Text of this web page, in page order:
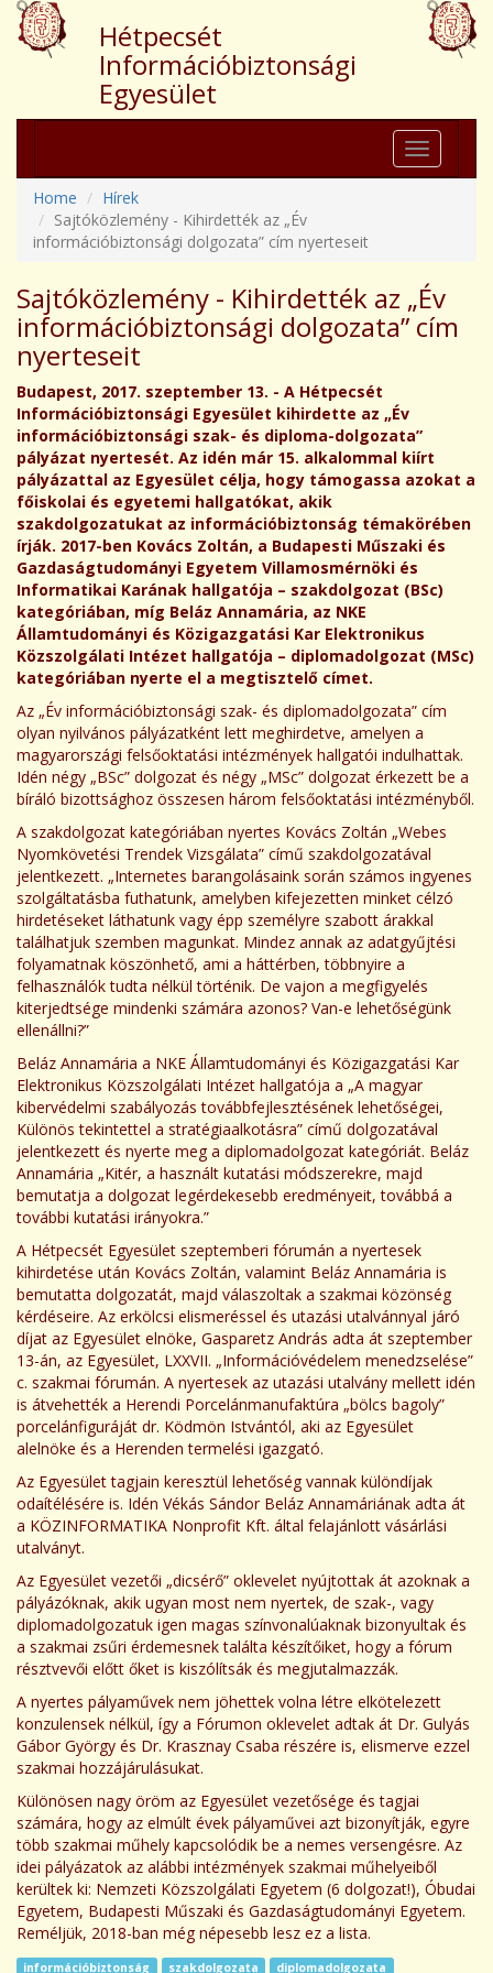
Hétpecsét
Információbiztonsági
Egyesület
Toggle
navigation
Home
Hírek
Sajtóközlemény - Kihirdették az „Év
információbiztonsági dolgozata” cím nyerteseit
Sajtóközlemény - Kihirdették az „Év
információbiztonsági dolgozata” cím
nyerteseit
Budapest, 2017. szeptember 13. - A Hétpecsét
Információbiztonsági Egyesület kihirdette az „Év
információbiztonsági szak- és diploma-dolgozata”
pályázat nyertesét. Az idén már 15. alkalommal kiírt
pályázattal az Egyesület célja, hogy támogassa azokat a
főiskolai és egyetemi hallgatókat, akik
szakdolgozatukat az információbiztonság témakörében
írják. 2017-ben Kovács Zoltán, a Budapesti Műszaki és
Gazdaságtudományi Egyetem Villamosmérnöki és
Informatikai Karának hallgatója – szakdolgozat (BSc)
kategóriában, míg Beláz Annamária, az NKE
Államtudományi és Közigazgatási Kar Elektronikus
Közszolgálati Intézet hallgatója – diplomadolgozat (MSc)
kategóriában nyerte el a megtisztelő címet.
Az „Év információbiztonsági szak- és diplomadolgozata” cím
olyan nyilvános pályázatként lett meghirdetve, amelyen a
magyarországi felsőoktatási intézmények hallgatói indulhattak.
Idén négy „BSc” dolgozat és négy „MSc” dolgozat érkezett be a
bíráló bizottsághoz összesen három felsőoktatási intézményből.
A szakdolgozat kategóriában nyertes Kovács Zoltán „Webes
Nyomkövetési Trendek Vizsgálata” című szakdolgozatával
jelentkezett. „Internetes barangolásaink során számos ingyenes
szolgáltatásba futhatunk, amelyben kifejezetten minket célzó
hirdetéseket láthatunk vagy épp személyre szabott árakkal
találhatjuk szemben magunkat. Mindez annak az adatgyűjtési
folyamatnak köszönhető, ami a háttérben, többnyire a
felhasználók tudta nélkül történik. De vajon a megfigyelés
kiterjedtsége mindenki számára azonos? Van-e lehetőségünk
ellenállni?”
Beláz Annamária a NKE Államtudományi és Közigazgatási Kar
Elektronikus Közszolgálati Intézet hallgatója a „A magyar
kibervédelmi szabályozás továbbfejlesztésének lehetőségei,
Különös tekintettel a stratégiaalkotásra” című dolgozatával
jelentkezett és nyerte meg a diplomadolgozat kategóriát. Beláz
Annamária „Kitér, a használt kutatási módszerekre, majd
bemutatja a dolgozat legérdekesebb eredményeit, továbbá a
további kutatási irányokra.”
A Hétpecsét Egyesület szeptemberi fórumán a nyertesek
kihirdetése után Kovács Zoltán, valamint Beláz Annamária is
bemutatta dolgozatát, majd válaszoltak a szakmai közönség
kérdéseire. Az erkölcsi elismeréssel és utazási utalvánnyal járó
díjat az Egyesület elnöke, Gasparetz András adta át szeptember
13-án, az Egyesület, LXXVII. „Információvédelem menedzselése”
c. szakmai fórumán. A nyertesek az utazási utalvány mellett idén
is átvehették a Herendi Porcelánmanufaktúra „bölcs bagoly”
porcelánfiguráját dr. Ködmön Istvántól, aki az Egyesület
alelnöke és a Herenden termelési igazgató.
Az Egyesület tagjain keresztül lehetőség vannak különdíjak
odaítélésére is. Idén Vékás Sándor Beláz Annamáriának adta át
a KÖZINFORMATIKA Nonprofit Kft. által felajánlott vásárlási
utalványt.
Az Egyesület vezetői „dicsérő” oklevelet nyújtottak át azoknak a
pályázóknak, akik ugyan most nem nyertek, de szak-, vagy
diplomadolgozatuk igen magas színvonalúaknak bizonyultak és
a szakmai zsűri érdemesnek találta készítőiket, hogy a fórum
résztvevői előtt őket is kiszólítsák és megjutalmazzák.
A nyertes pályaművek nem jöhettek volna létre elkötelezett
konzulensek nélkül, így a Fórumon oklevelet adtak át Dr. Gulyás
Gábor György és Dr. Krasznay Csaba részére is, elismerve ezzel
szakmai hozzájárulásukat.
Különösen nagy öröm az Egyesület vezetősége és tagjai
számára, hogy az elmúlt évek pályaművei azt bizonyítják, egyre
több szakmai műhely kapcsolódik be a nemes versengésre. Az
idei pályázatok az alábbi intézmények szakmai műhelyeiből
kerültek ki: Nemzeti Közszolgálati Egyetem (6 dolgozat!), Óbudai
Egyetem, Budapesti Műszaki és Gazdaságtudományi Egyetem.
Reméljük, 2018-ban még népesebb lesz ez a lista.
információbiztonság szakdolgozata diplomadolgozata